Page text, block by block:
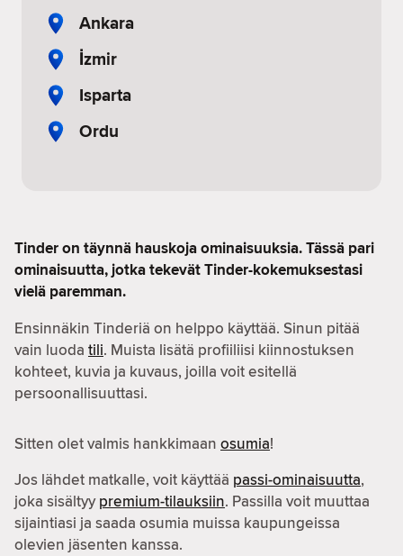
Ankara
İzmir
Isparta
Ordu
Tinder on täynnä hauskoja ominaisuuksia. Tässä pari
ominaisuutta, jotka tekevät Tinder-kokemuksestasi
vielä paremman.
Ensinnäkin Tinderiä on helppo käyttää. Sinun pitää
vain luoda tili. Muista lisätä profiiliisi kiinnostuksen
kohteet, kuvia ja kuvaus, joilla voit esitellä
persoonallisuuttasi.
Sitten olet valmis hankkimaan osumia!
Jos lähdet matkalle, voit käyttää passi-ominaisuutta,
joka sisältyypremium-tilauksiin. Passilla voit muuttaa
sijaintiasi ja saada osumia muissa kaupungeissa
olevien jäsenten kanssa.